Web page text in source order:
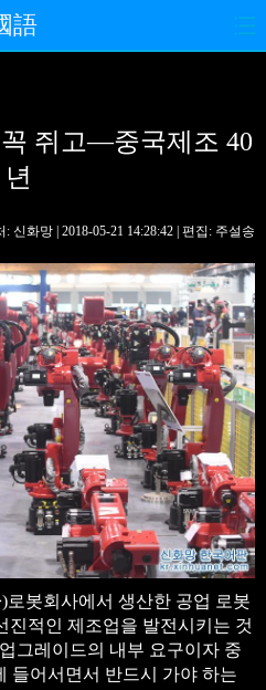
語
사회 포토
핫 TV
꼭 쥐고—중국제조 40
년
: 신화망 | 2018-05-21 14:28:42 | 편집: 주설송
로봇회사에서 생산한 공업 로봇
진적인 제조업을 발전시키는 것
그레이드의 내부 요구이자 중
들어서면서 반드시 가야 하는